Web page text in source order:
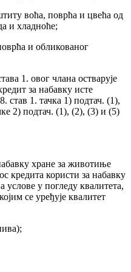
воћа, поврћа и цвећа од
и хладноће;
и обликованог
1. овог члана остварује
за набавку исте
став 1. тачка 1) подтач. (1),
2) подтач. (1), (2), (3) и (5)
хране за животиње
кредита користи за набавку
у погледу квалитета,
се уређује квалитет